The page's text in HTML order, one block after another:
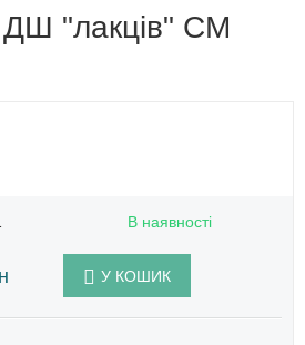
ДШ "лакців" СМ
В наявності
У КОШИК